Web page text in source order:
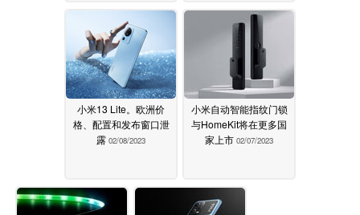
小米13 Lite。欧洲价
格、配置和发布窗口泄
露 02/08/2023
小米自动智能指纹门锁
与HomeKit将在更多国
家上市 02/07/2023